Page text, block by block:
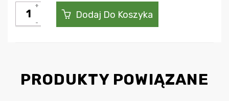
ilość
Burrata
Dodaj Do Koszyka
PRODUKTY POWIĄZANE